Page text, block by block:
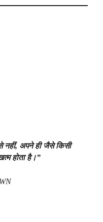
नहीं, अपने ही जैसे किसी
होता है।”